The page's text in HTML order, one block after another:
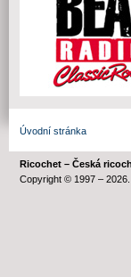
Úvodní stránka
Ricochet – Česká
Copyright © 1997 –